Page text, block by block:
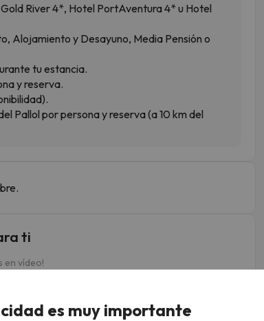
River 4*, Hotel PortAventura 4* u Hotel
Alojamiento y Desayuno, Media Pensión o
tu estancia.
y reserva.
Pallol por persona y reserva (a 10 km del
ti
en vídeo!
es muy importante